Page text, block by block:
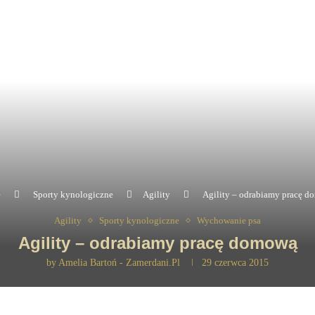
Sporty kynologiczne Agility Agility – odrabiamy pracę
Agility Sporty kynologiczne Wychowanie psa
Agility – odrabiamy pracę domową
by Amelia Bartoń - Zamerdani.pl 29 czerwca 2015